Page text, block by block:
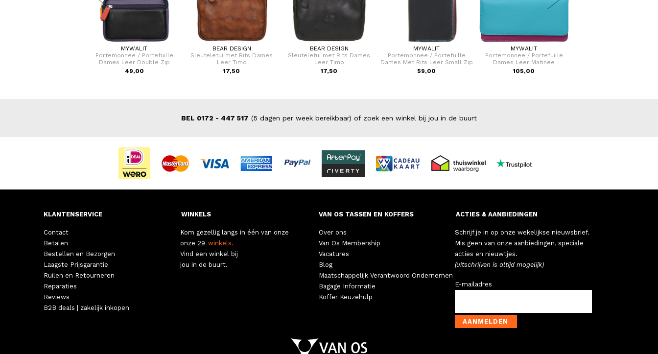
MYWALIT
Portemonnee / Portefuille
Dames Leer Double Zip
49,00
BEAR DESIGN
Sleuteletui met Rits Dames
Leer Timo
17,50
BEAR DESIGN
Sleuteletui met Rits Dames
Leer Timo
17,50
MYWALIT
Portemonnee / Portefuille
Dames Met Rits Leer Small Zip
59,00
MYWALIT
Portemonnee / Portefuille
Dames Leer Matinee
105,00
BEL 0172 - 447 517 (5 dagen per week bereikbaar) of zoek een winkel bij jou in de buurt
KLANTENSERVICE
Contact
Betalen
Bestellen en Bezorgen
Laagste Prijsgarantie
Ruilen en Retourneren
Reparaties
Reviews
B2B deals | zakelijk inkopen
WINKELS
Kom gezellig langs in één van onze
onze 29 winkels.
Vind een winkel bij
jou in de buurt.
VAN OS TASSEN EN KOFFERS
Over ons
Van Os Membership
Vacatures
Blog
Maatschappelijk Verantwoord Ondernemen
Bagage Informatie
Koffer Keuzehulp
ACTIES & AANBIEDINGEN
Schrijf je in op onze wekelijkse nieuwsbrief.
Mis geen van onze aanbiedingen, speciale
acties en nieuwtjes.
(uitschrijven is altijd mogelijk)
E-mailadres
AANMELDEN